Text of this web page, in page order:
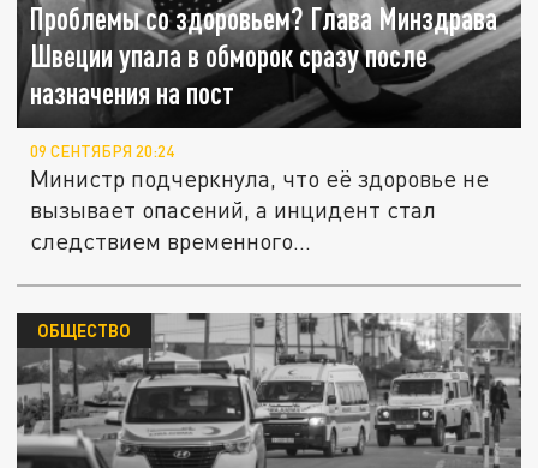
Проблемы со здоровьем? Глава Минздрава
Швеции упала в обморок сразу после
назначения на пост
09 СЕНТЯБРЯ 20:24
Министр подчеркнула, что её здоровье не
вызывает опасений, а инцидент стал
следствием временного...
ОБЩЕСТВО